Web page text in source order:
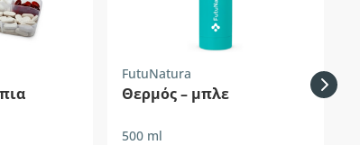
FutuNatura
Θερμός – μπλε
500 ml